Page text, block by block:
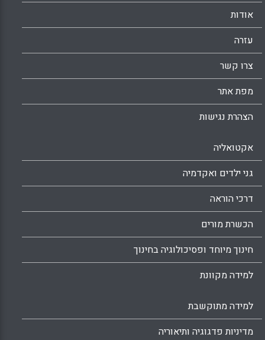
אודות
עזרה
צרו קשר
מפת אתר
הצהרת נגישות
אקטואליה
גני ילדים ואקדמיה
דרכי הוראה
הכשרת מורים
חינוך מיוחד ופסיכולוגיה בחינוך
למידה מקוונת
למידה מתוקשבת
מדיניות פדגוגיה ותיאוריה